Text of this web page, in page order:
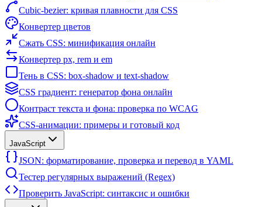
Cubic-bezier: кривая плавности для CSS
Конвертер цветов
Сжать CSS: минификация онлайн
Конвертер px, rem и em
Тень в CSS: box-shadow и text-shadow
CSS градиент: генератор фона онлайн
Контраст текста и фона: проверка по WCAG
CSS-анимации: примеры и готовый код
JavaScript
JSON: форматирование, проверка и перевод в YAML
Тестер регулярных выражений (Regex)
Проверить JavaScript: синтаксис и ошибки